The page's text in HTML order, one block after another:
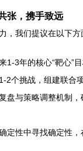
张，携手致远
，我们提议在以下方
1-3年的核心“靶心”目
2个挑战，组建联合
盘与策略调整机制
定性中寻找确定性